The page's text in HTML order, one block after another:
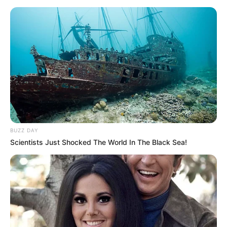
CARGAR MÁS
TEMAS DESTACADOS
EMERGENCIAS POR LLUVIAS
FUERTES LLUVIAS
VIA AL LLANO
LIGA BETPLAY
CORTES DE LUZ
CORTES DE AGUA
BUZZ DAY
Scientists Just Shocked The World In The Black Sea!